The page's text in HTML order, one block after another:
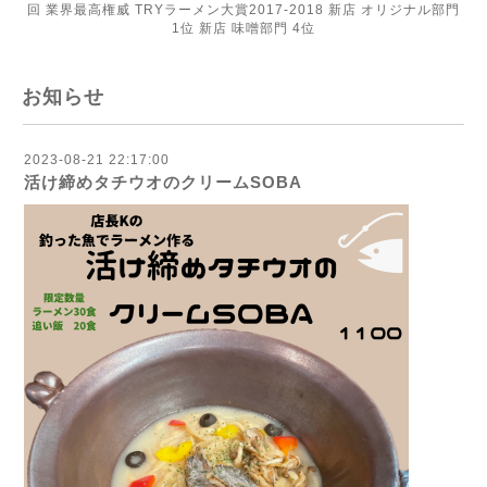
回 業界最高権威 TRYラーメン大賞2017-2018 新店 オリジナル部門
1位 新店 味噌部門 4位
お知らせ
2023-08-21 22:17:00
活け締めタチウオのクリームSOBA